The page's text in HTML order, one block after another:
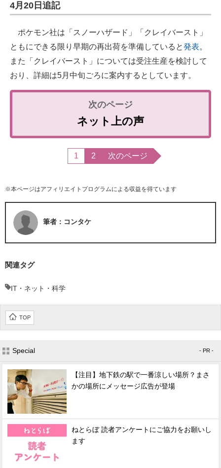
4月20日追記
ポケモン社は「スノーハザード」「クレイバースト」
ともにできる限り早期の再出荷を準備していると発表。
また「クレイバースト」については受注生産を検討して
おり、詳細は5月中旬ごろに案内するとしています。
ネット上の声
1 2 次のページ
※本ページはアフィリエイトプログラムによる収益を得ています
筆者：コンタケ
関連タグ
IT・ネット・科学
TOP
Special - PR -
【注目】地下鉄の駅で一番涼しい場所？まさ
かの場所にメッセージ広告が登場
ねとらぼ 読者アンケートにご協力をお願いし
ます